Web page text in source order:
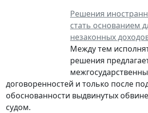
Решения
стать основанием
незаконных
Между тем
решения
договоренностей и только после
обоснованности выдвинутых
судом.